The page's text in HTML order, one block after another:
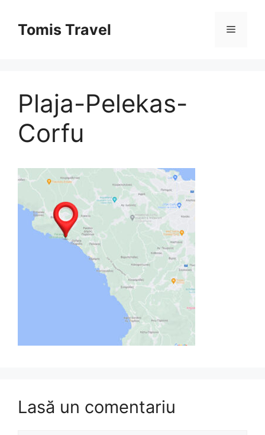
conținutTomis Travel Meniu
Plaja-Pelekas-
Corfu
Lasă un comentariu